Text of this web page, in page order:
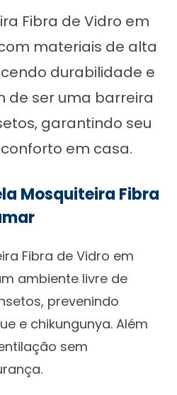
Fibra de Vidro em
materiais de alta
durabilidade e
de ser uma barreira
garantindo seu
em casa.
Mosquiteira Fibra
Fibra de Vidro em
ambiente livre de
prevenindo
e chikungunya. Além
sem